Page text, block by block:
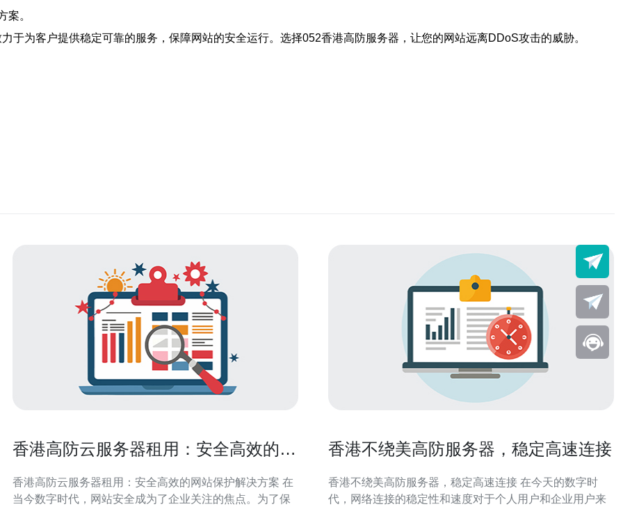
案。
于为客户提供稳定可靠的服务，保障网站的安全运行。选择052香港高防服务器，让您的网站远离DDoS攻击的威胁。
香港高防云服务器租用：安全高效的网
香港高防云服务器租用：安全高效的网站保护解决方案 在
当今数字时代，网站安全成为了企业关注的焦点。为了保
香港不绕美高防服务器，稳定高速连接
香港不绕美高防服务器，稳定高速连接 在今天的数字时
代，网络连接的稳定性和速度对于个人用户和企业用户来